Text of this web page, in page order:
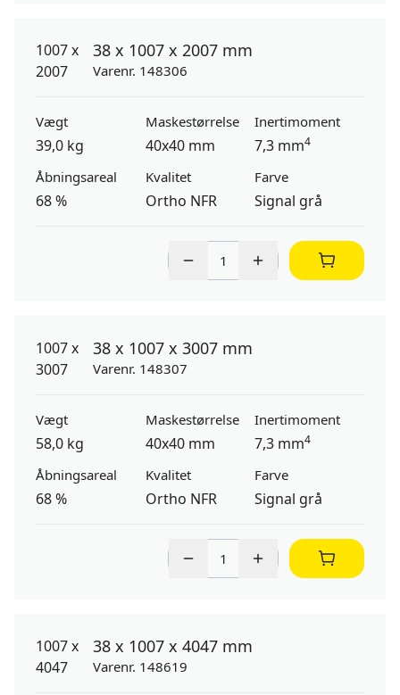
38 x 1007 x 2007 mm
Varenr. 148306
Vægt
39,0 kg
Maskestørrelse
40x40 mm
Inertimoment
7,3 mm4
Åbningsareal
68 %
Kvalitet
Ortho NFR
Farve
Signal grå
38 x 1007 x 3007 mm
Varenr. 148307
Vægt
58,0 kg
Maskestørrelse
40x40 mm
Inertimoment
7,3 mm4
Åbningsareal
68 %
Kvalitet
Ortho NFR
Farve
Signal grå
38 x 1007 x 4047 mm
Varenr. 148619